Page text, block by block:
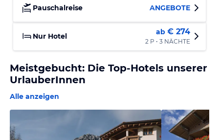
Pauschalreise ANGEBOTE
Nur Hotel ab € 274
2 P • 3 NÄCHTE
Meistgebucht: Die Top-Hotels unserer
UrlauberInnen
Alle anzeigen